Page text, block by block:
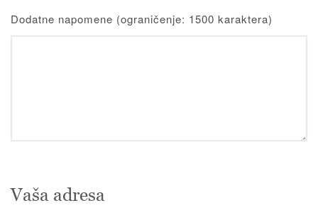
Dodatne napomene (ograničenje: 1500 karaktera)
Vaša adresa